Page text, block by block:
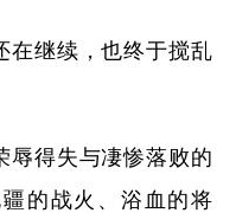
在继续，也终于搅乱
辱得失与凄惨落败的
的战火、浴血的将